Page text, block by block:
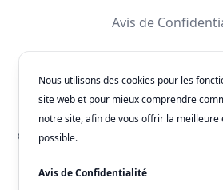
Avis de
FacebookInstagram
© 2026Laboratorios Química Son's
.
Numéro d'Authorisation:
Développé par WEBNET
Nous utilisons des cookies pour les
site web et pour mieux comprendre
notre site, afin de vous offrir la meilleure
possible.
Avis de Confidentialité